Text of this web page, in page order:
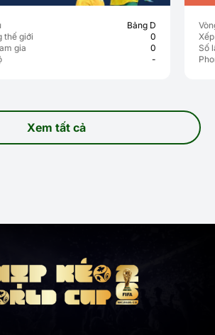
Xem tất cả
Xếp hạng
Số lần tham